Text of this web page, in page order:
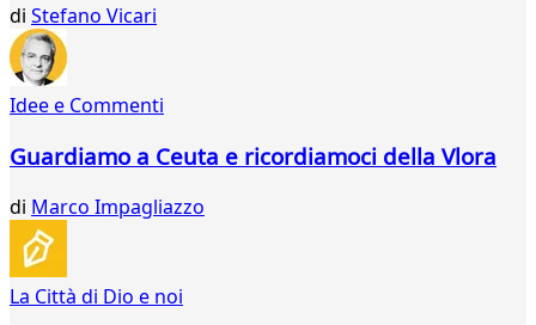
di Stefano Vicari
Idee e Commenti
Guardiamo a Ceuta e ricordiamoci della Vlora
di Marco Impagliazzo
La Città di Dio e noi